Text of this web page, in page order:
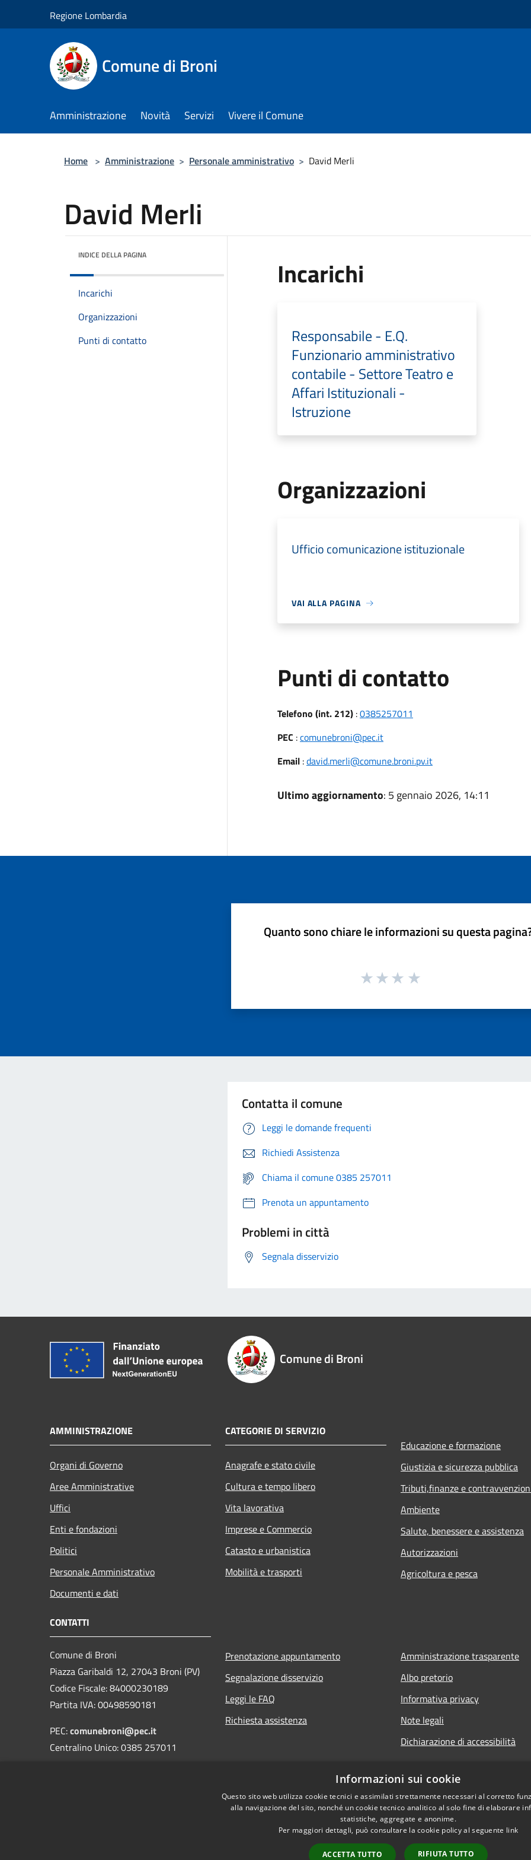
Regione Lombardia
Comune di Broni
Amministrazione Novità Servizi Vivere il Comune
Home > Amministrazione > Personale amministrativo > David Merli
David Merli
INDICE DELLA PAGINA
Incarichi
Organizzazioni
Punti di contatto
Incarichi
Responsabile - E.Q.
Funzionario amministrativo
contabile - Settore Teatro e
Affari Istituzionali -
Istruzione
Organizzazioni
Ufficio comunicazione istituzionale
VAI ALLA PAGINA
Punti di contatto
Telefono (int. 212):0385257011
PEC :comunebroni@pec.it
Email:david.merli@comune.broni.pv.it
Ultimo aggiornamento: 5 gennaio 2026, 14:11
Quanto sono chiare le informazioni su questa
Contatta il comune
Leggi le domande frequenti
Richiedi Assistenza
Chiama il comune 0385 257011
Prenota un appuntamento
Problemi in città
Segnala disservizio
Comune di Broni
AMMINISTRAZIONE
Organi di Governo
Aree Amministrative
Uffici
Enti e fondazioni
Politici
Personale Amministrativo
Documenti e dati
CATEGORIE DI SERVIZIO
Anagrafe e stato civile
Cultura e tempo libero
Vita lavorativa
Imprese e Commercio
Catasto e urbanistica
Mobilità e trasporti
Educazione e formazione
Giustizia e sicurezza pubblica
Tributi,finanze e
Ambiente
Salute, benessere e assistenza
Autorizzazioni
Agricoltura e pesca
CONTATTI
Comune di Broni
Piazza Garibaldi 12, 27043 Broni (PV)
Codice Fiscale: 84000230189
Partita IVA: 00498590181
PEC:comunebroni@pec.it
Centralino Unico: 0385 257011
Prenotazione appuntamento
Segnalazione disservizio
Leggi le FAQ
Richiesta assistenza
Amministrazione trasparente
Albo pretorio
Informativa privacy
Note legali
Dichiarazione di accessibilità
Informazioni sui cookie
Questo sito web utilizza cookie tecnici e assimilati strettamente necessari al corretto
alla navigazione del sito, nonché un cookie tecnico analitico al solo fine di elaborare
statistiche, aggregate e anonime.
Per maggiori dettagli, può consultare la cookie policy al seguente link
ACCETTA TUTTO RIFIUTA TUTTO